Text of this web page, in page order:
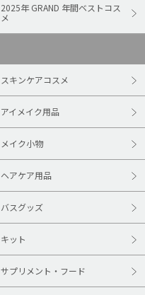
2025年 GRAND 年間ベストコス
メ
スキンケアコスメ
アイメイク用品
メイク小物
ヘアケア用品
バスグッズ
キット
サプリメント・フード